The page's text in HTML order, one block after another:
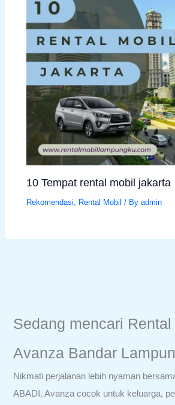
10 Tempat rental mobil jakarta
Rekomendasi, Rental Mobil / Byadmin
Sedang mencari Rental
Avanza Bandar
Nikmati perjalanan lebih nyaman
ABADI. Avanza cocok untuk keluarga,